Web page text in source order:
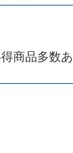
商品多数あ